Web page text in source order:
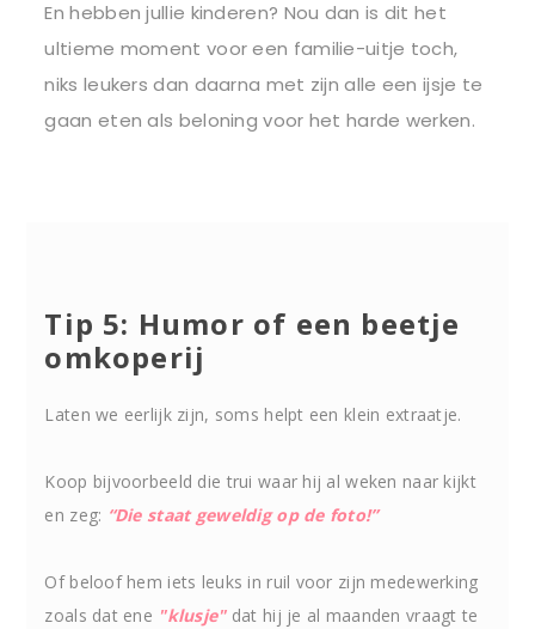
En hebben jullie kinderen? Nou dan is dit het
ultieme moment voor een familie-uitje toch,
niks leukers dan daarna met zijn alle een ijsje te
gaan eten als beloning voor het harde werken.
Tip 5: Humor of een beetje
omkoperij
Laten we eerlijk zijn, soms helpt een klein extraatje.
Koop bijvoorbeeld die trui waar hij al weken naar kijkt
en zeg: “Die staat geweldig op de foto!”
Of beloof hem iets leuks in ruil voor zijn medewerking
zoals dat ene "klusje" dat hij je al maanden vraagt te